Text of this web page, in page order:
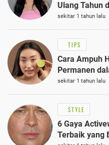
Ulang Tahun
Anggun
sekitar 1 tahun lalu
TIPS
Cara Ampuh
Permanen
sekitar 1 tahun lalu
STYLE
6 Gaya
Terbaik yang